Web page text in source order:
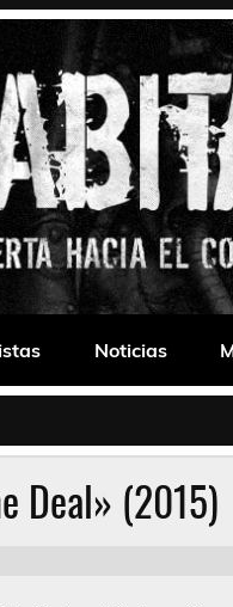
Noticias
Deal» (2015)